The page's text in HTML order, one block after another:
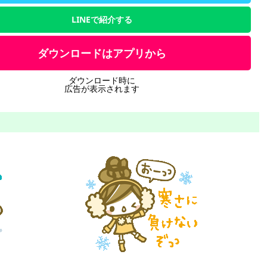
LINEで紹介する
ダウンロードはアプリから
ダウンロード時に
広告が表示されます